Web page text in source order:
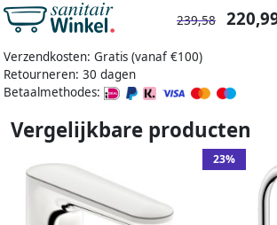
Verzendkosten: Gratis (vanaf €100)
Retourneren: 30 dagen
Betaalmethodes:
239,58
Vergelijkbare producten
23%